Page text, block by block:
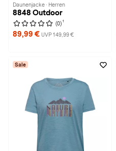
Daunenjacke · Herren
8848 Outdoor
(0) 1
89,99 € UVP 149,99 €
Sale